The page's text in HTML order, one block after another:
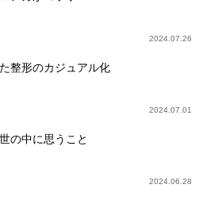
2024.07.26
整形のカジュアル化
2024.07.01
の中に思うこと
2024.06.28